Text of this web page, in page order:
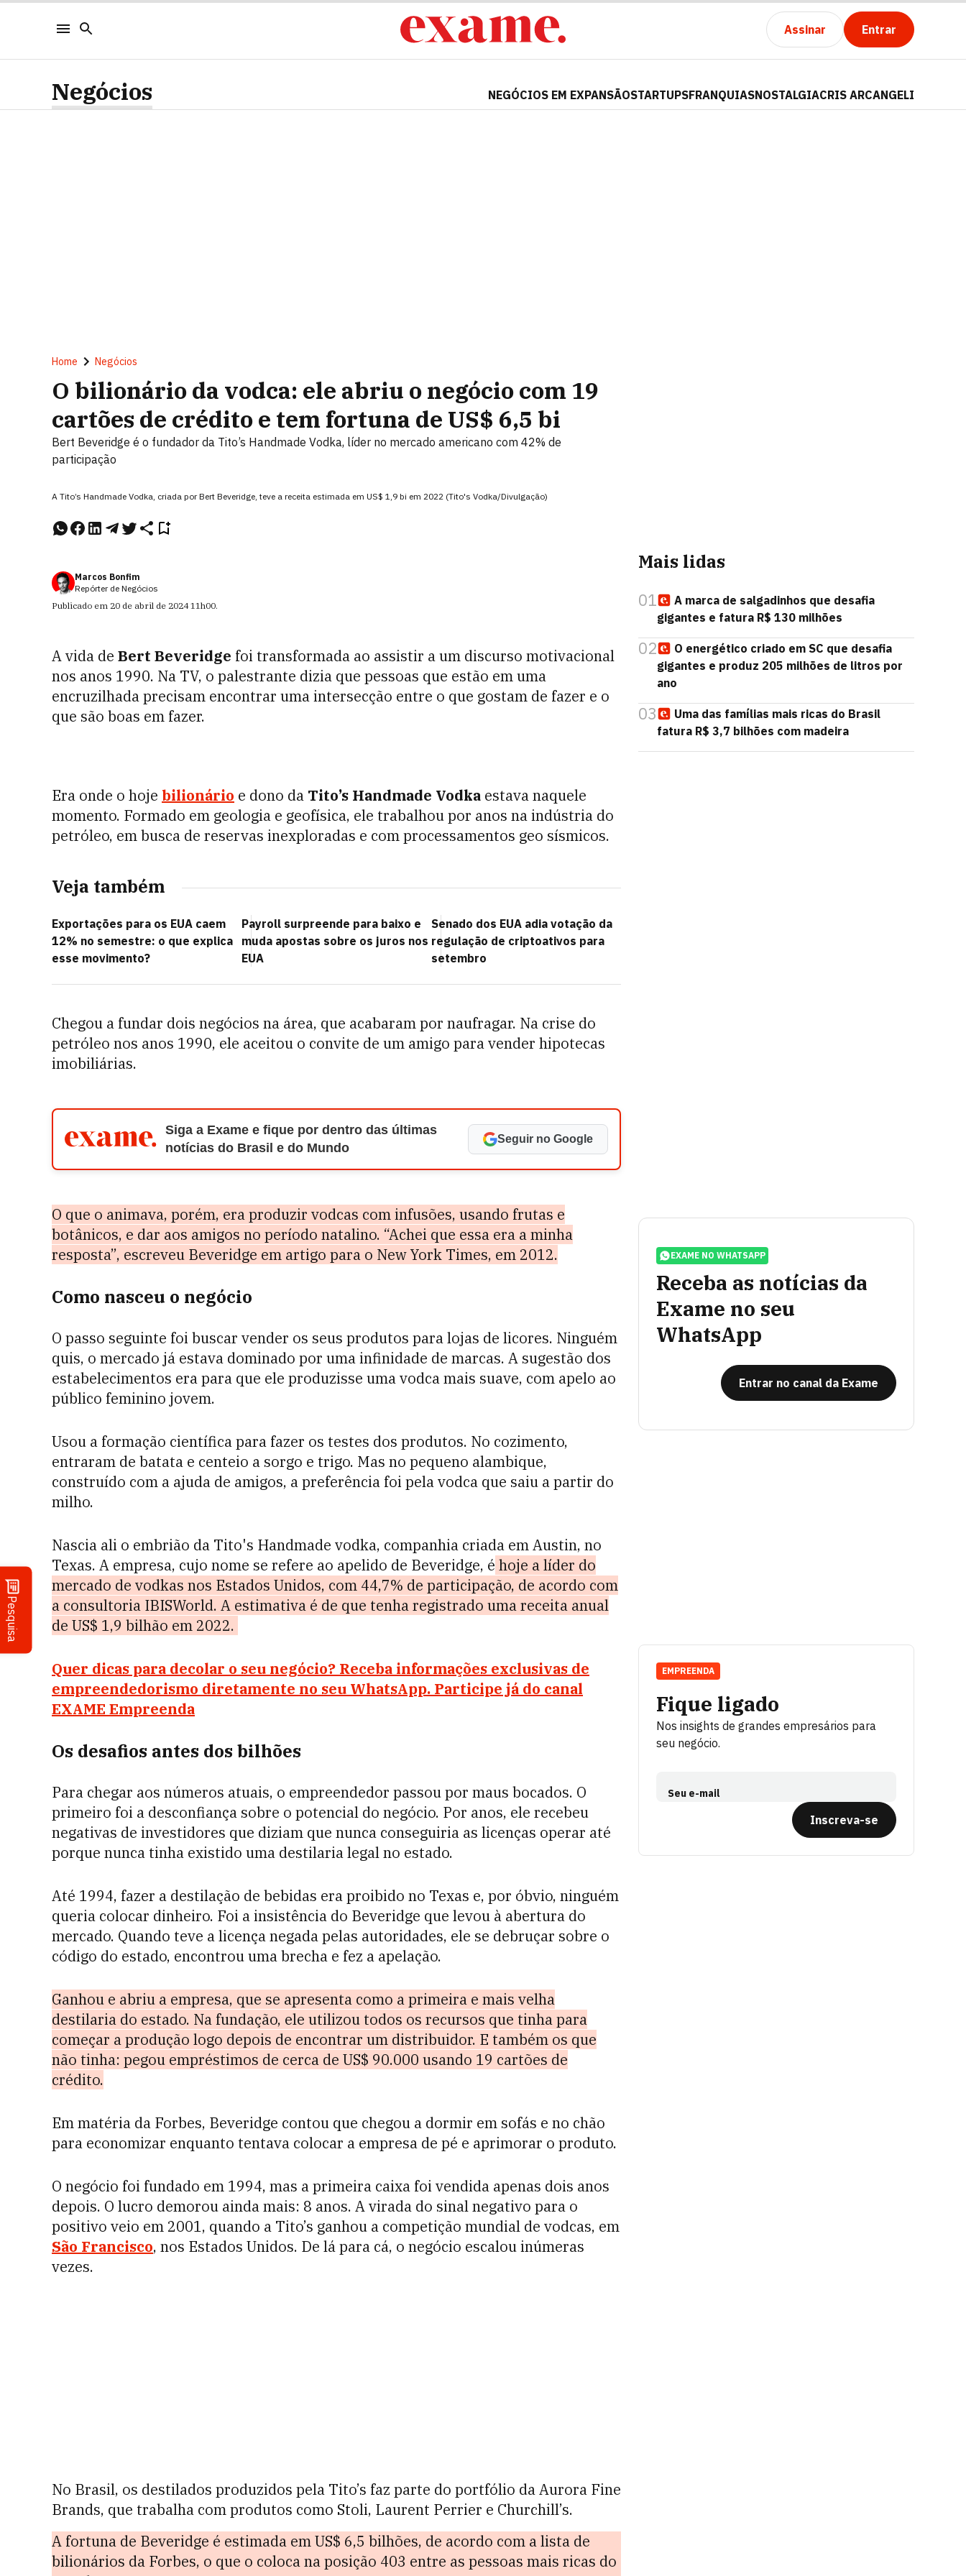
Assinar Entrar
Pesquisa
Negócios NEGÓCIOS EM EXPANSÃOSTARTUPSFRANQUIASNOSTALGIACRIS ARCANGELI
Home Negócios
O bilionário da vodca: ele abriu o negócio com 19
cartões de crédito e tem fortuna de US$ 6,5 bi
Bert Beveridge é o fundador da Tito’s Handmade Vodka, líder no mercado americano com 42% de
participação
A Tito’s Handmade Vodka, criada por Bert Beveridge, teve a receita estimada em US$ 1,9 bi em 2022 (Tito's Vodka/Divulgação)
Marcos Bonfim
Repórter de Negócios
Publicado em 20 de abril de 2024 11h00.
A vida de Bert Beveridge foi transformada ao assistir a um discurso motivacional
nos anos 1990. Na TV, o palestrante dizia que pessoas que estão em uma
encruzilhada precisam encontrar uma intersecção entre o que gostam de fazer e o
que são boas em fazer.
Era onde o hoje bilionário e dono da Tito’s Handmade Vodka estava naquele
momento. Formado em geologia e geofísica, ele trabalhou por anos na indústria do
petróleo, em busca de reservas inexploradas e com processamentos geo sísmicos.
Veja também
Exportações para os EUA caem
12% no semestre: o que explica
esse movimento?
Payroll surpreende para baixo e
muda apostas sobre os juros nos
EUA
Senado dos EUA adia votação da
regulação de criptoativos para
setembro
Chegou a fundar dois negócios na área, que acabaram por naufragar. Na crise do
petróleo nos anos 1990, ele aceitou o convite de um amigo para vender hipotecas
imobiliárias.
Siga a Exame e fique por dentro das últimas
notícias do Brasil e do Mundo
Seguir no Google
O que o animava, porém, era produzir vodcas com infusões, usando frutas e
botânicos, e dar aos amigos no período natalino. “Achei que essa era a minha
resposta”, escreveu Beveridge em artigo para o New York Times, em 2012.
Como nasceu o negócio
O passo seguinte foi buscar vender os seus produtos para lojas de licores. Ninguém
quis, o mercado já estava dominado por uma infinidade de marcas. A sugestão dos
estabelecimentos era para que ele produzisse uma vodca mais suave, com apelo ao
público feminino jovem.
Usou a formação científica para fazer os testes dos produtos. No cozimento,
entraram de batata e centeio a sorgo e trigo. Mas no pequeno alambique,
construído com a ajuda de amigos, a preferência foi pela vodca que saiu a partir do
milho.
Nascia ali o embrião da Tito's Handmade vodka, companhia criada em Austin, no
Texas. A empresa, cujo nome se refere ao apelido de Beveridge, é hoje a líder do
mercado de vodkas nos Estados Unidos, com 44,7% de participação, de acordo com
a consultoria IBISWorld. A estimativa é de que tenha registrado uma receita anual
de US$ 1,9 bilhão em 2022.
Quer dicas para decolar o seu negócio? Receba informações exclusivas de
empreendedorismo diretamente no seu WhatsApp. Participe já do canal
EXAME Empreenda
Os desafios antes dos bilhões
Para chegar aos números atuais, o empreendedor passou por maus bocados. O
primeiro foi a desconfiança sobre o potencial do negócio. Por anos, ele recebeu
negativas de investidores que diziam que nunca conseguiria as licenças operar até
porque nunca tinha existido uma destilaria legal no estado.
Até 1994, fazer a destilação de bebidas era proibido no Texas e, por óbvio, ninguém
queria colocar dinheiro. Foi a insistência do Beveridge que levou à abertura do
mercado. Quando teve a licença negada pelas autoridades, ele se debruçar sobre o
código do estado, encontrou uma brecha e fez a apelação.
Ganhou e abriu a empresa, que se apresenta como a primeira e mais velha
destilaria do estado. Na fundação, ele utilizou todos os recursos que tinha para
começar a produção logo depois de encontrar um distribuidor. E também os que
não tinha: pegou empréstimos de cerca de US$ 90.000 usando 19 cartões de
crédito.
Em matéria da Forbes, Beveridge contou que chegou a dormir em sofás e no chão
para economizar enquanto tentava colocar a empresa de pé e aprimorar o produto.
O negócio foi fundado em 1994, mas a primeira caixa foi vendida apenas dois anos
depois. O lucro demorou ainda mais: 8 anos. A virada do sinal negativo para o
positivo veio em 2001, quando a Tito’s ganhou a competição mundial de vodcas, em
São Francisco, nos Estados Unidos. De lá para cá, o negócio escalou inúmeras
vezes.
No Brasil, os destilados produzidos pela Tito’s faz parte do portfólio da Aurora Fine
Brands, que trabalha com produtos como Stoli, Laurent Perrier e Churchill’s.
A fortuna de Beveridge é estimada em US$ 6,5 bilhões, de acordo com a lista de
bilionários da Forbes, o que o coloca na posição 403 entre as pessoas mais ricas do
Mais lidas
01
A marca de salgadinhos que desafia
gigantes e fatura R$ 130 milhões
02
O energético criado em SC que desafia
gigantes e produz 205 milhões de litros por
ano
03
Uma das famílias mais ricas do Brasil
fatura R$ 3,7 bilhões com madeira
EXAME NO WHATSAPP
Receba as notícias da
Exame no seu
WhatsApp
Entrar no canal da Exame
Fique ligado
Nos insights de grandes empresários para
seu negócio.
Seu e-mail
Inscreva-se
EMPREENDA